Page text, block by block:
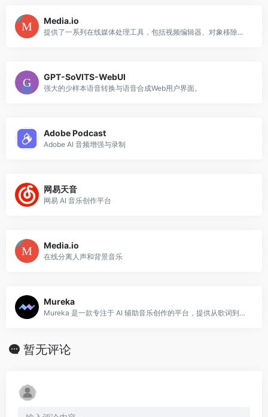
Media.io
提供了一系列在线媒体处理工具，包括视频编辑器、对象移除器、噪音降低器等，利用人工智能技术提升图像、音频和视频的质量，并方便地进行创意编辑。
GPT-SoVITS-WebUI
强大的少样本语音转换与语音合成Web用户界面。
Adobe Podcast
Adobe AI 音频增强与录制
网易天音
网易 AI 音乐创作平台
Media.io
在线分离人声和背景音乐
Mureka
Mureka 是一款专注于 AI 辅助音乐创作的平台，提供从歌词到完整歌曲的一站式 AI 生成能力。
暂无评论